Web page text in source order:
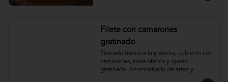
Filete con camarones
gratinado
Pescado fresco a la plancha, cubierto con
camarones, salsa blanca y queso
gratinado. Acompañado de arroz y